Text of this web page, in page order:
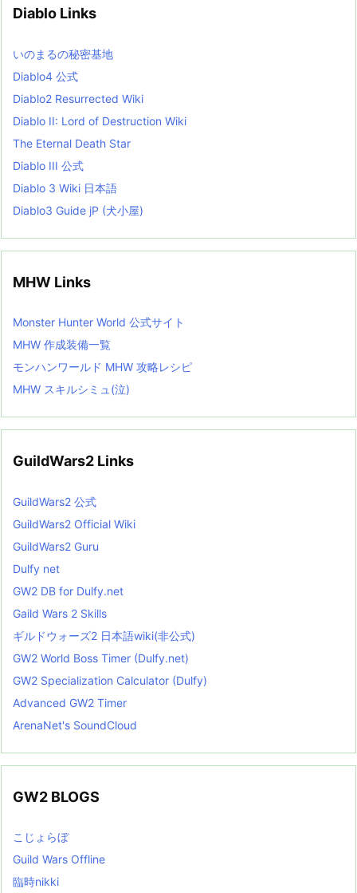
e
i
s
t
Diablo Links
いのまるの秘密基地
Diablo4 公式
Diablo2 Resurrected Wiki
Diablo II: Lord of Destruction Wiki
The Eternal Death Star
Diablo III 公式
Diablo 3 Wiki 日本語
Diablo3 Guide jP (犬小屋)
MHW Links
Monster Hunter World 公式サイト
MHW 作成装備一覧
モンハンワールド MHW 攻略レシピ
MHW スキルシミュ(泣)
GuildWars2 Links
GuildWars2 公式
GuildWars2 Official Wiki
GuildWars2 Guru
Dulfy net
GW2 DB for Dulfy.net
Gaild Wars 2 Skills
ギルドウォーズ2 日本語wiki(非公式)
GW2 World Boss Timer (Dulfy.net)
GW2 Specialization Calculator (Dulfy)
Advanced GW2 Timer
ArenaNet's SoundCloud
GW2 BLOGS
こじょらぼ
Guild Wars Offline
臨時nikki